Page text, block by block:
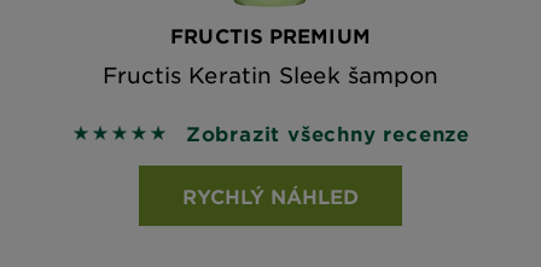
FRUCTIS PREMIUM
Fructis Keratin Sleek šampon
5 out of 5 stars based on reviews
Zobrazit všechny recenze
RYCHLÝ NÁHLED